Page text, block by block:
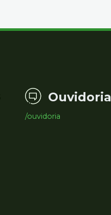
Ouvidoria
/ouvidoria